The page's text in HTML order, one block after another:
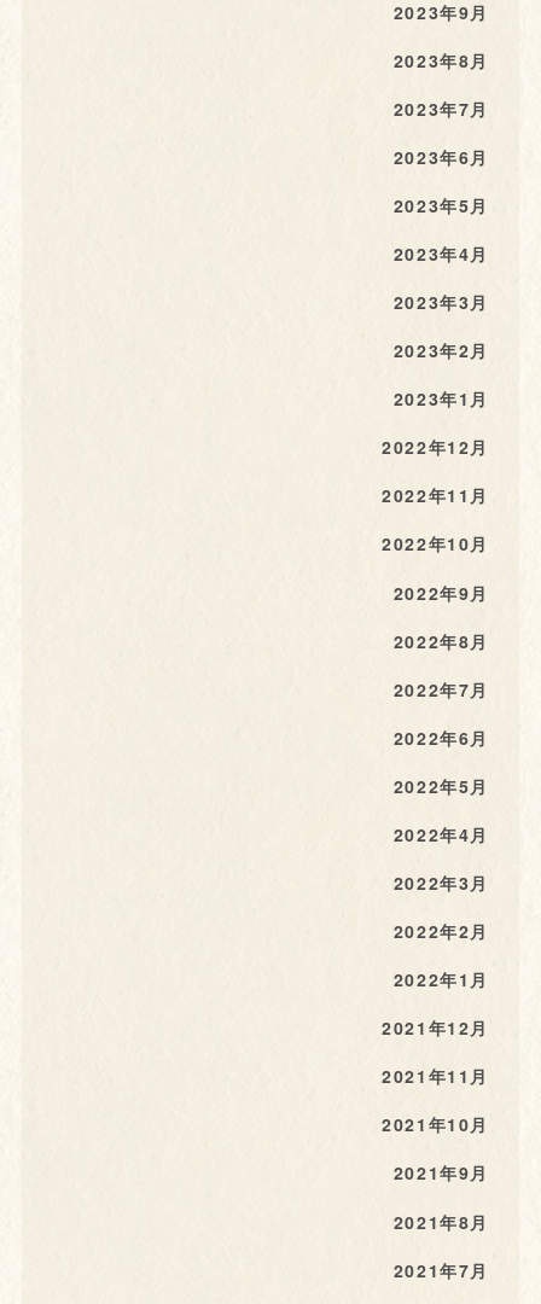
2023年9月
2023年8月
2023年7月
2023年6月
2023年5月
2023年4月
2023年3月
2023年2月
2023年1月
2022年12月
2022年11月
2022年10月
2022年9月
2022年8月
2022年7月
2022年6月
2022年5月
2022年4月
2022年3月
2022年2月
2022年1月
2021年12月
2021年11月
2021年10月
2021年9月
2021年8月
2021年7月